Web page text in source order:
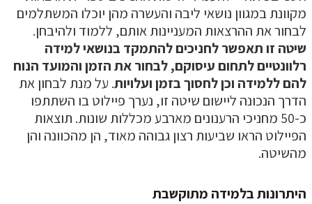
במגוון נושאי ליבה והעשרה מהן יוכלו המשתלמים
את ההרצאות המעניינות אותם, ללמוד ולהיבחן.
זו תאפשר לחניכים להתמקד בנושאי למידה
לתחום עיסוקם, לבחור את הזמן והמועד הנוח
ללמידהוכן לחסוך בזמן ועלויות. על מנת לבחון את
הנכונה ליישום שיטה זו, נערך פיילוט בו השתתפו
כ-50 מחניכי הרענונים מארבע מכללות שונות. תוצאות
הראו שביעות רצון גבוהה מאוד, הן מהכוונה והן
בלמידה מתוקשבת